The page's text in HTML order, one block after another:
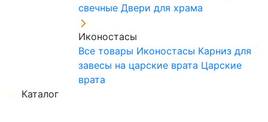
свечные Двери для храма
Иконостасы
Все товары Иконостасы Карниз для
завесы на царские врата Царские
врата
Каталог